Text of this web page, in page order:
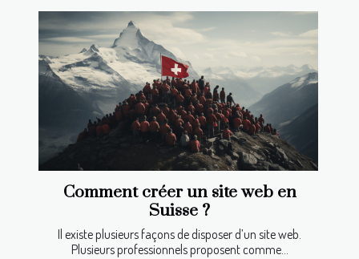
Comment créer un site web en
Suisse ?
Il existe plusieurs façons de disposer d’un site web.
Plusieurs professionnels proposent comme...